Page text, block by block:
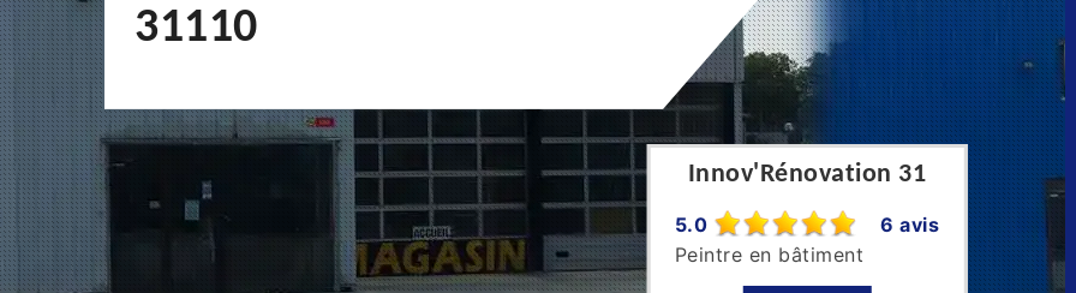
Innov'Rénovation 31
5.0
6 avis
Peintre en bâtiment
31110